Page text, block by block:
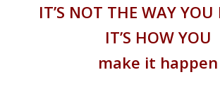
IT’S NOT THE WAY
IT’S HOW YOU
make it happen